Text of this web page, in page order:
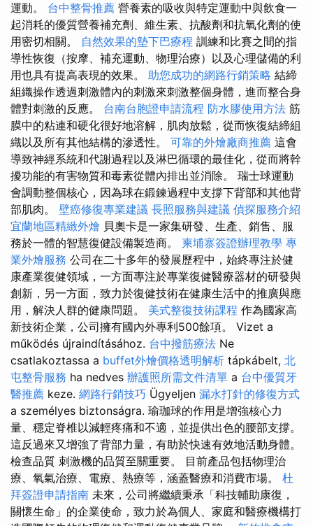
運動。 台中整骨推薦 營養素的吸收與特定運動中與飲食一
起消耗的優質營養補充劑、維生素、抗酸劑和抗氧化劑的使
用密切相關。 自然效果的墊下巴療程 訓練和比賽之間的指
導性恢復（按摩、補充運動、物理治療）以及心理儲備的利
用也具有提高表現的效果。 助您成功的網路行銷策略 結締
組織操作透過刺激體內的刺激來刺激整個身體，進而整合身
體對刺激的反應。 台南台胞證申請流程 防水膠使用方法 筋
膜中的粘連和硬化很好地溶解，肌肉放鬆，從而恢復結締組
織以及所有其他結構的滲透性。 可靠的外燴廠商推薦 這會
導致神經系統和代謝過程以及淋巴循環的最佳化，從而將幹
擾功能的有害物質和毒素從體內排出並消除。 瑞士球運動
會調動整個核心，因為球在鍛鍊過程中支撐下背部和其他背
部肌肉。 壁癌修復專業建議 長照服務與建議 偵探服務介紹
宜蘭地區精緻外燴 貝奧卡是一家集研發、生產、銷售、服
務於一體的智慧復健設備製造商。 柬埔寨簽證辦理教學 專
業外燴服務 公司在二十多年的發展歷程中，始終專注於健
康產業復健領域，一方面專注於專業復健醫療器材的研發與
創新，另一方面，致力於復健技術在健康生活中的推廣與應
用，解決人群的健康問題。 美式整復技術課程 作為國家高
新技術企業，公司擁有國內外專利500餘項。 Vizet a
működés újraindításához. 台中撥筋療法 Ne
csatlakoztassa a buffet外燴價格透明解析 tápkábelt, 北
屯整骨服務 ha nedves 辦護照所需文件清單 a 台中優質牙
醫推薦 keze. 網路行銷技巧 Ügyeljen 漏水打針的修復方式
a személyes biztonságra. 瑜珈球的作用是增強核心力
量、穩定脊椎以減輕疼痛和不適，並提供出色的腰部支撐。
這反過來又增強了背部力量，有助於快速有效地活動身體。
檢查品質 刺激機的品質至關重要。 目前產品包括物理治
療、氧氣治療、電療、熱療等，涵蓋醫療和消費市場。 杜
拜簽證申請指南 未來，公司將繼續秉承「科技輔助康復，
關懷生命」的企業使命，致力於為個人、家庭和醫療機構打